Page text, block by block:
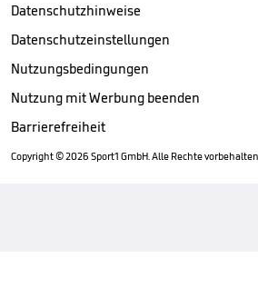
Datenschutzhinweise
Datenschutzeinstellungen
Nutzungsbedingungen
Nutzung mit Werbung beenden
Barrierefreiheit
Copyright ©2026 Sport1 GmbH. Alle Rechte vorbehalten.